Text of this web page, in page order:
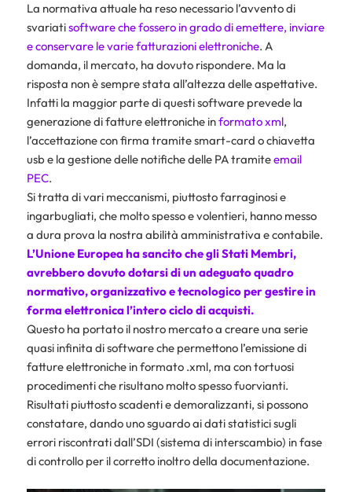
La normativa attuale ha reso necessario l’avvento di
svariatisoftware che fossero in grado di emettere, inviare
e conservare le varie fatturazioni elettroniche. A
domanda, il mercato, ha dovuto rispondere. Ma la
risposta non è sempre stata all’altezza delle aspettative.
Infatti la maggior parte di questi software prevede la
generazione di fatture elettroniche informato xml,
l’accettazione con firma tramite smart-card o chiavetta
usb e la gestione delle notifiche delle PA tramiteemail
PEC.
Si tratta di vari meccanismi, piuttosto farraginosi e
ingarbugliati, che molto spesso e volentieri, hanno messo
a dura prova la nostra abilità amministrativa e contabile.
L’Unione Europea ha sancito che gli Stati Membri,
avrebbero dovuto dotarsi di un adeguato quadro
normativo, organizzativo e tecnologico per gestire in
forma elettronica l’intero ciclo di acquisti.
Questo ha portato il nostro mercato a creare una serie
quasi infinita di software che permettono l’emissione di
fatture elettroniche in formato .xml, ma con tortuosi
procedimenti che risultano molto spesso fuorvianti.
Risultati piuttosto scadenti e demoralizzanti, si possono
constatare, dando uno sguardo ai dati statistici sugli
errori riscontrati dall’SDI (sistema di interscambio) in fase
di controllo per il corretto inoltro della documentazione.